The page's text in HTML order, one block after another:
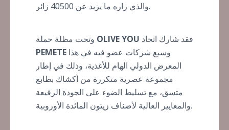
والذي زاره ما يزيد عن 40500 زائر.
OLIVE YOU فقد شارك اتحاد
PEMETE
المعرض الدولي الهام للأغذية، وذلك في إطار
مجموعة عصرية متكررة من أكشاك بطابع
متسق، مع تسليط الضوء على الجودة الرفيعة
والمعايير العالية لأصناف زيتون المائدة الأوروبية.